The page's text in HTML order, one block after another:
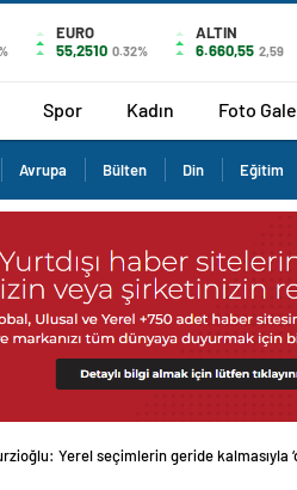
EURO
55,2510 0.32%
ALTIN
6.660,55 2,59
Spor Kadın Foto
Avrupa Bülten Din Eğitim
Yerel seçimlerin geride kalmasıyla